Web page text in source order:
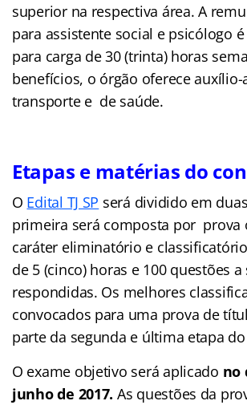
superior na respectiva área. A
para assistente social e psicólogo é
para carga de 30 (trinta) horas
benefícios, o órgão oferece
transporte e de saúde.
Etapas e matérias do
O Edital TJ SP será dividido em
primeira será composta por prova
caráter eliminatório e
de 5 (cinco) horas e 100 questões a
respondidas. Os melhores
convocados para uma prova de
parte da segunda e última etapa
O exame objetivo será aplicado no
junho de 2017. As questões da